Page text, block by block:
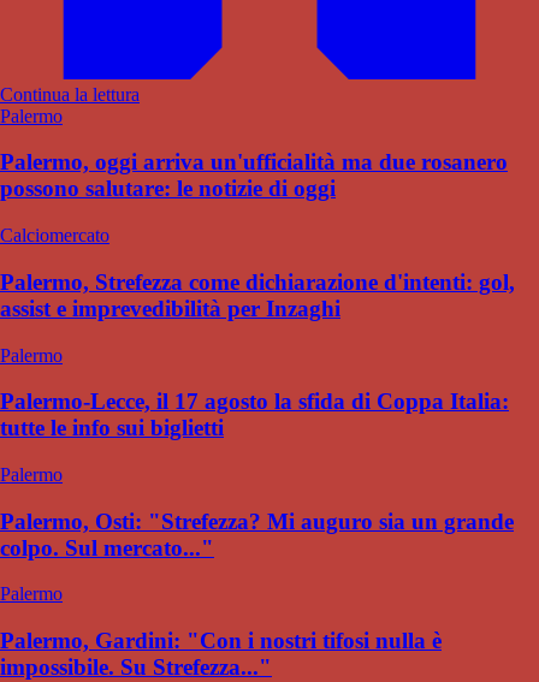
Continua la lettura
Palermo
Palermo, oggi arriva un'ufficialità ma due rosanero
possono salutare: le notizie di oggi
Calciomercato
Palermo, Strefezza come dichiarazione d'intenti: gol,
assist e imprevedibilità per Inzaghi
Palermo
Palermo-Lecce, il 17 agosto la sfida di Coppa Italia:
tutte le info sui biglietti
Palermo
Palermo, Osti: "Strefezza? Mi auguro sia un grande
colpo. Sul mercato..."
Palermo
Palermo, Gardini: "Con i nostri tifosi nulla è
impossibile. Su Strefezza..."